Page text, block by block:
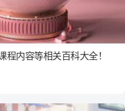
内容等相关百科大全！